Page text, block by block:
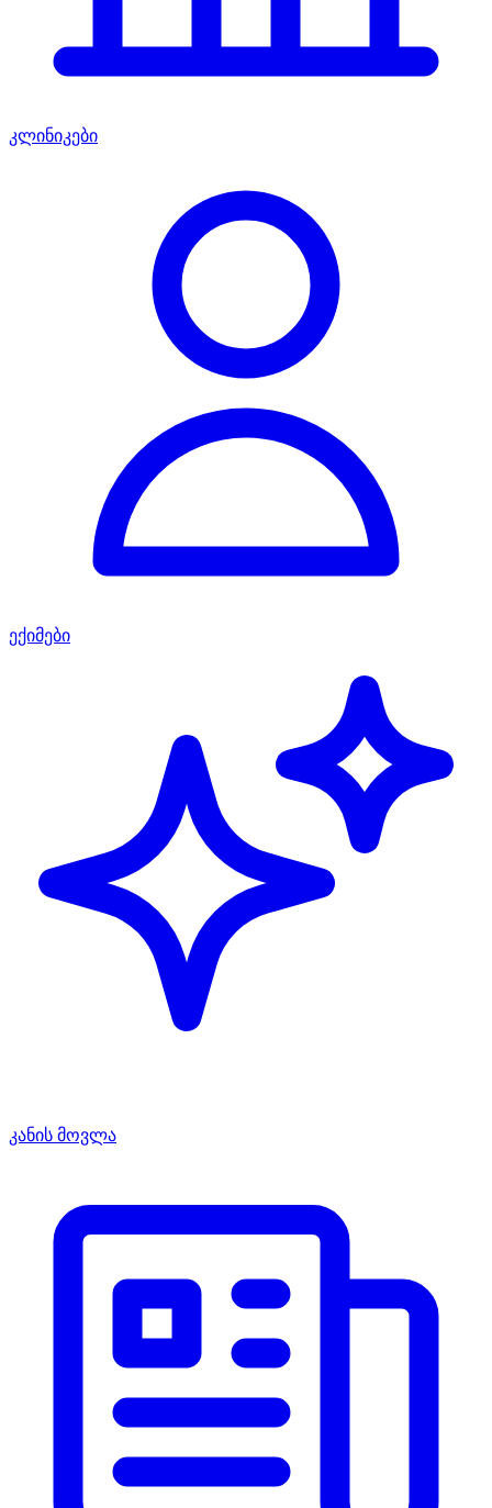
კლინიკები
ექიმები
კანის მოვლა